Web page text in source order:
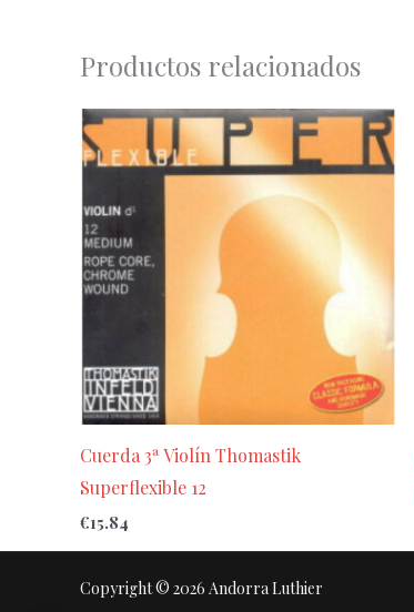
Productos relacionados
Cuerda 3ª Violín Thomastik
Superflexible 12
€15.84
Copyright © 2026 Andorra Luthier